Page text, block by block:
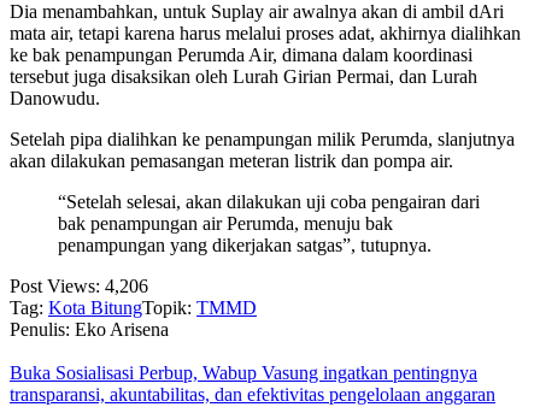
Dia menambahkan, untuk Suplay air awalnya akan di ambil dAri
mata air, tetapi karena harus melalui proses adat, akhirnya dialihkan
ke bak penampungan Perumda Air, dimana dalam koordinasi
tersebut juga disaksikan oleh Lurah Girian Permai, dan Lurah
Danowudu.
Setelah pipa dialihkan ke penampungan milik Perumda, slanjutnya
akan dilakukan pemasangan meteran listrik dan pompa air.
“Setelah selesai, akan dilakukan uji coba pengairan dari
bak penampungan air Perumda, menuju bak
penampungan yang dikerjakan satgas”, tutupnya.
Post Views: 4,206
Tag: Kota BitungTopik: TMMD
Penulis: Eko Arisena
Buka Sosialisasi Perbup, Wabup Vasung ingatkan pentingnya
transparansi, akuntabilitas, dan efektivitas pengelolaan anggaran